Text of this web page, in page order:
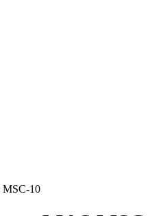
10